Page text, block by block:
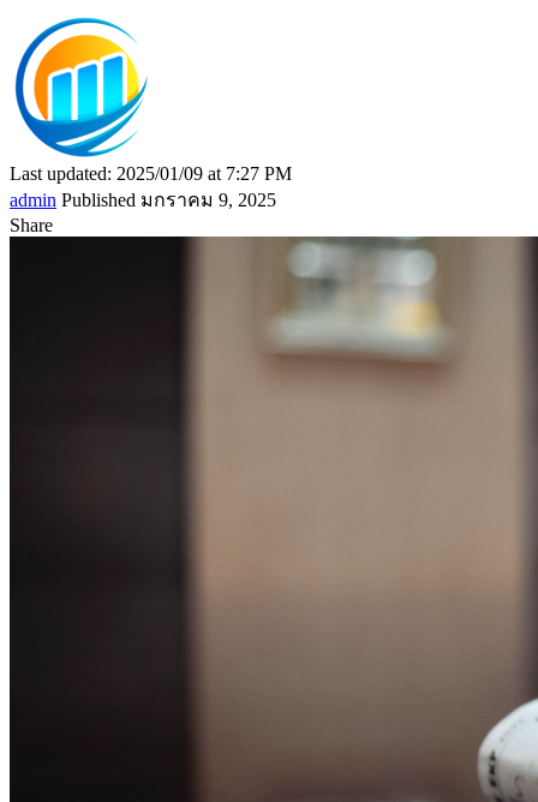
Last updated: 2025/01/09 at 7:27 PM
admin Published มกราคม 9, 2025
Share